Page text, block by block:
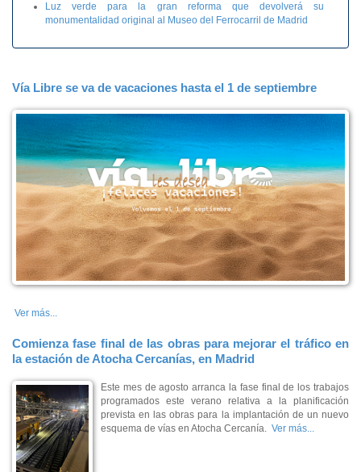
Luz verde para la gran reforma que devolverá su
monumentalidad original al Museo del Ferrocarril de Madrid
Vía Libre se va de vacaciones hasta el 1 de septiembre
Ver más...
Comienza fase final de las obras para mejorar el tráfico en
la estación de Atocha Cercanías, en Madrid
Este mes de agosto arranca la fase final de los trabajos
programados este verano relativa a la planificación
prevista en las obras para la implantación de un nuevo
esquema de vías en Atocha Cercanía. Ver más...